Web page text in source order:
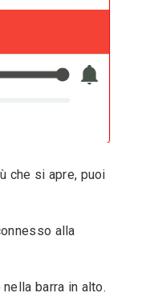
che si apre, puoi
alla
barra in alto.